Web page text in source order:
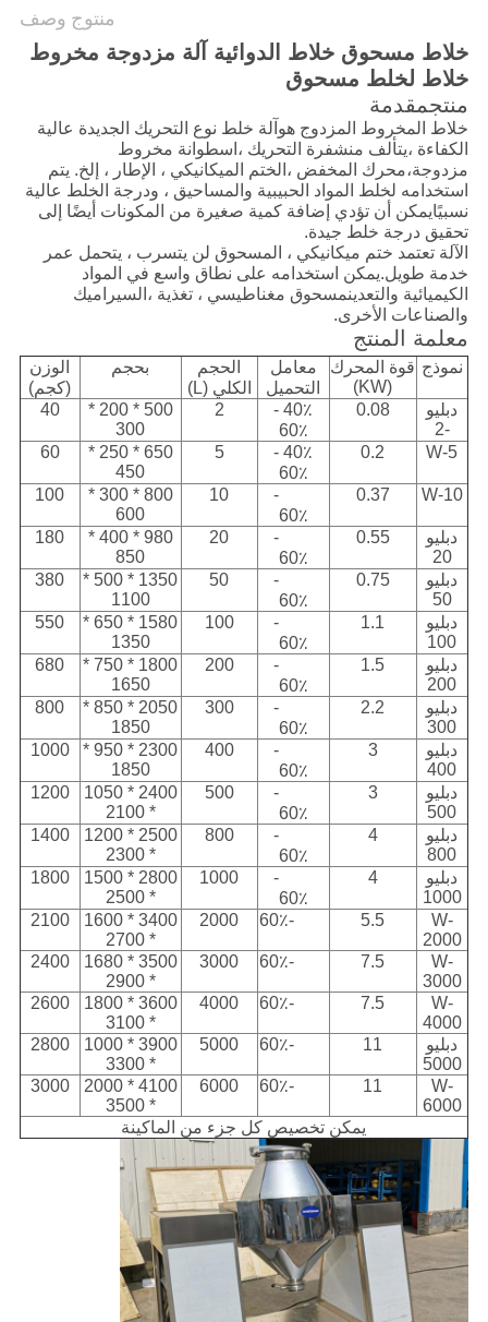
منتوج وصف
خلاط مسحوق خلاط الدوائية آلة مزدوجة مخروط
خلاط لخلط مسحوق
منتجمقدمة
خلاط المخروط المزدوج هو آلة خلط نوع التحريك الجديدة عالية
الكفاءة ،يتألف منشفرة التحريك ، اسطوانة مخروط
مزدوجة،محرك المخفض ، الختم الميكانيكي ، الإطار ، إلخ. يتم
استخدامه لخلط المواد الحبيبية والمساحيق ، ودرجة الخلط عالية
نسبيًايمكن أن تؤدي إضافة كمية صغيرة من المكونات أيضًا إلى
تحقيق درجة خلط جيدة.
الآلة تعتمد ختم ميكانيكي ، المسحوق لن يتسرب ، يتحمل عمر
خدمة طويل.يمكن استخدامه على نطاق واسع في المواد
الكيميائية والتعدينمسحوق مغناطيسي ، تغذية ، السيراميك
والصناعات الأخرى.
معلمة المنتج
نموذج قوة المحرك
(KW)
معامل
التحميل
الحجم
الكلي (L)
بحجم
الوزن
(كجم)
دبليو
-2
0.08
40٪ -
60٪
2
500 * 200 *
300
40
W-5
0.2
40٪ -
60٪
5
650 * 250 *
450
60
W-10
0.37
40٪ -
60٪
10
800 * 300 *
600
100
دبليو
20
0.55
40٪ -
60٪
20
980 * 400 *
850
180
دبليو
50
0.75
40٪ -
60٪
50
1350 * 500 *
1100
380
دبليو
100
1.1
40٪ -
60٪
100
1580 * 650 *
1350
550
دبليو
200
1.5
40٪ -
60٪
200
1800 * 750 *
1650
680
دبليو
300
2.2
40٪ -
60٪
300
2050 * 850 *
1850
800
دبليو
400
3
40٪ -
60٪
400
2300 * 950 *
1850
1000
دبليو
500
3
40٪ -
60٪
500
2400 * 1050
* 2100
1200
دبليو
800
4
40٪ -
60٪
800
2500 * 1200
* 2300
1400
دبليو
1000
4
40٪ -
60٪
1000
2800 * 1500
* 2500
1800
W-
2000
5.5
2000
3400 * 1600
* 2700
2100
W-
3000
7.5
3000
3500 * 1680
* 2900
2400
W-
4000
7.5
4000
3600 * 1800
* 3100
2600
دبليو
5000
11
5000
3900 * 1000
* 3300
2800
W-
6000
11
6000
4100 * 2000
* 3500
3000
يمكن تخصيص كل جزء من الماكينة